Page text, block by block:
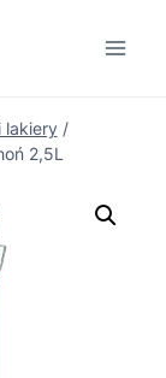
lakiery /
2,5L